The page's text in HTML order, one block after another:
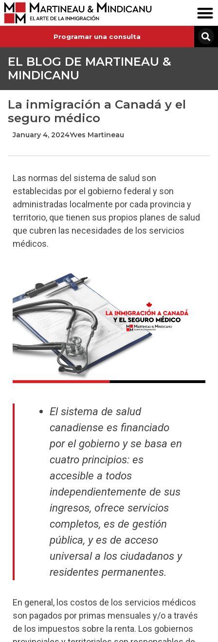
Programar una consulta
EL BLOG DE MARTINEAU &
MINDICANU
La inmigración a Canadá y el
seguro médico
January 4, 2024Yves Martineau
Las normas del sistema de salud son
establecidas por el gobierno federal y son
administradas localmente por cada provincia y
territorio, que tienen sus propios planes de salud
que cubren las necesidades de los servicios
médicos.
El sistema de salud
canadiense es financiado
por el gobierno y se basa en
cuatro principios: es
accesible a todos
independientemente de sus
ingresos, ofrece servicios
completos, es de gestión
pública, y es de acceso
universal a los ciudadanos y
residentes permanentes.
En general, los costos de los servicios médicos
son pagados por primas mensuales y/o a través
de los impuestos sobre la renta. Los gobiernos